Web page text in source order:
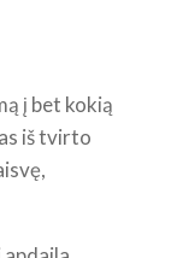
į bet kokią
iš tvirto